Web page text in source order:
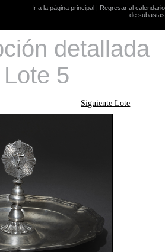
Ir a la página principal | Regresar al calendario
de subastas
detallada
Lote 5
Siguiente Lote